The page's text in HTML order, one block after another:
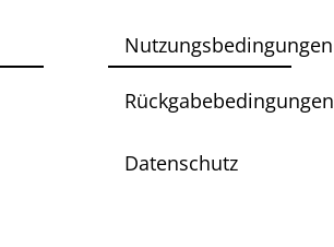
Nutzungsbedingungen
Rückgabebedingungen
Datenschutz